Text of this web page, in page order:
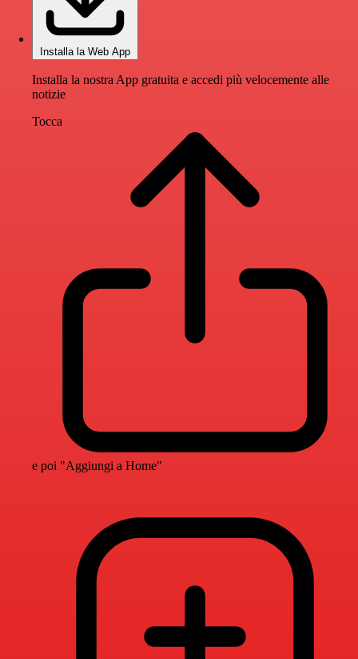
Installa la Web App
Installa la nostra App gratuita e accedi più velocemente alle
notizie
Tocca
e poi "Aggiungi a Home"